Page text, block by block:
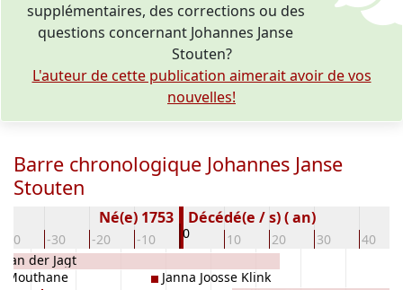
supplémentaires, des corrections ou des
questions concernant Johannes Janse
Stouten?
L'auteur de cette publication aimerait avoir de vos
nouvelles!
Barre chronologique Johannes Janse
Stouten
-40 -30 -20 -10 0 10 20 30 40
Né(e) 1753 Décédé(e / s) ( an)
van der Jagt
Mouthane
Janna Joosse Klink